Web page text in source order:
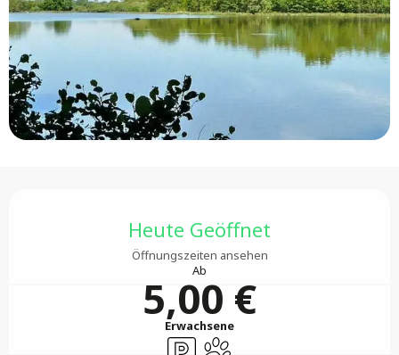
Heute Geöffnet
Öffnungszeiten ansehen
Ab
5,00 €
Erwachsene
ParkplatzTiere erlaubt